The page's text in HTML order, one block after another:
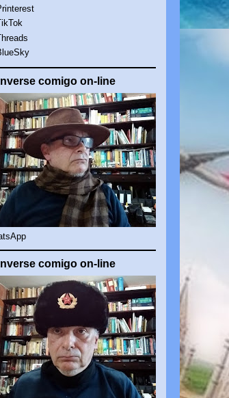
comigo on-line
comigo on-line